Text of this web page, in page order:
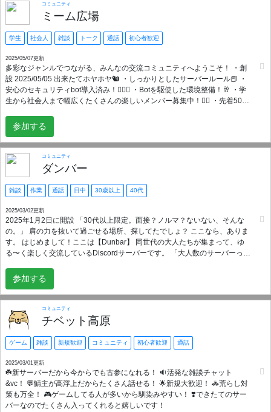
コミュニティ
ミーム広場
学生 社会人 雑談 トーク 通話 初心者歓迎
2025/05/07更新
多彩なジャンルでつながる、みんなの交流コミュニティへようこそ！ ・創
設 2025/05/05 出来たてホヤホヤ🐿 ・しっかりとしたサーバールール📕 ・
安心のセキュリティbot導入済み！✋🏼😎 ・Botを駆使した環境整備！🥂 ・学
生から社会人まで幅広くたくさんの楽しいメンバー募集中！🙆‍♀️ ・先着50名
す！👑 ・皆さんの幅広い意見も取り入れます🍀 このコミュニティは、趣味
や興味、関心の対象が異なるさまざまな人々が集まり、気軽に交流できる
場所です。音楽、映画、ゲーム、旅行、料理、テクノロジー、アート、ス
ポーツ、読書など、多岐にわたるジャンルについて自由に語り合い、新し
い発見やアイデアを共有しましょう！ 私たちの目的は、異なる背景や経験
を持つ人たちが気軽に意見交換を行い、互いに刺激を受けながら成長でき
るコミュニティを作ることです。初心者の方も大歓迎です。誰もが気軽に
参加できる温かい雰囲気を大切にしており、質問や意見を遠慮なく投稿で
きる環境を整えています。 このコミュニティは、あなたの興味や関心を広
げるだけでなく、共通の趣味を持つ仲間と出会い、長く続く友人関係を築
く場でもあります。ぜひ気軽に参加して、あなたの声を聞かせてくださ
い。一緒に楽しい時間を過ごし、多彩な世界を広げていきましょう！
参加する
コミュニティ
ダンバー
雑談 作業 通話 日中 30歳以上 40代
2025/03/02更新
2025年1月2日に開設 「30代以上限定。面接？ノルマ？ないない、そんな
の。」 肩の力を抜いて過ごせる場所、探してたでしょ？ ここなら、ありま
す。 はじめまして！ここは【Dunbar】 同世代の大人たちが集まって、ゆ
る〜く楽しく交流しているDiscordサーバーです。 「大人数のサーバーって
ば、参加必須のイベントもありません。 自分のペースでのんびり会話を楽
しんだり、時にはしっかり語り合ったり、そんな“ちょうどいい距離感”を大
切にしています。 ● こんなサーバーです ・30代以上限定だから、共通の話
題も多く、落ち着いた雰囲気 ・ルールはシンプル、無理な参加強制なしで
リアル優先OK！ ・男女比もちょうどよく、誰でも気軽に溶け込める環境
・派手さはないけれど、安心して過ごせる“平和な空間”を大事にしています
・話すのは苦手！テキストで参加したい ・個人用スレッド作成で自分の部
屋を持てます ●こんな方、大歓迎です！ ・同年代の仲間と趣味や日常の話
を楽しみたい ・わいわいも好きだけど、落ち着いた雰囲気でゆるく交流し
たい ・「おはよう」や「おつかれさま」だけでも気軽に挨拶できる場所が
欲しい ・様々な職種の方が在籍しており、子育てや趣味仲間など同じ境遇
の仲間を探している方 セキュリティも万全で複数管理人の元、運営してお
ります。 治安も良く平和な環境で、午前中から稼働しています。 独自の
参加する
コミュニティ
チベット高原
ゲーム 雑談 新規歓迎 コミュニティ 初心者歓迎 通話
2025/03/01更新
☘️新サーバーだから今からでも古参になれる！ 🔉活発な雑談チャット
&vc！ 💬鯖主が高浮上だからたくさん話せる！ 🌟新規大歓迎！ 🚓荒らし対
策も万全！ 🎮️ゲームしてる人が多いから馴染みやすい！ ❣️できたてのサー
バーなのでたくさん入ってくれると嬉しいです！